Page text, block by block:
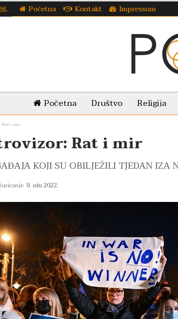
Početna Kontakt Impressum
Početna Društvo Religija
Rat i mir
Rat i mir
KOJI SU OBILJEŽILI TJEDAN IZA
9. ožu 2022.